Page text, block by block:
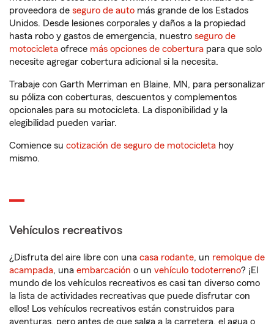
proveedora de seguro de auto más grande de los Estados
Unidos. Desde lesiones corporales y daños a la propiedad
hasta robo y gastos de emergencia, nuestro seguro de
motocicleta ofrece más opciones de cobertura para que solo
necesite agregar cobertura adicional si la necesita.
Trabaje con Garth Merriman en Blaine, MN, para personalizar
su póliza con coberturas, descuentos y complementos
opcionales para su motocicleta. La disponibilidad y la
elegibilidad pueden variar.
Comience su cotización de seguro de motocicleta hoy
mismo.
Vehículos recreativos
¿Disfruta del aire libre con una casa rodante, un remolque de
acampada, una embarcación o un vehículo todoterreno? ¡El
mundo de los vehículos recreativos es casi tan diverso como
la lista de actividades recreativas que puede disfrutar con
ellos! Los vehículos recreativos están construidos para
aventuras, pero antes de que salga a la carretera, el agua o